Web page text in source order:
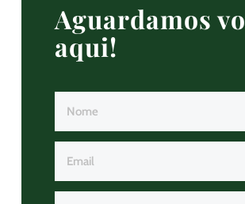
Aguardamos
aqui!